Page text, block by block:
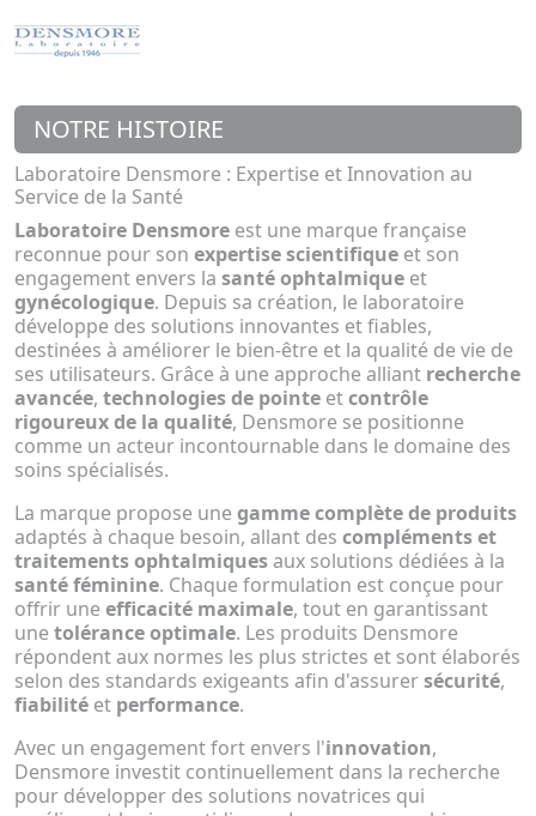
NOTRE HISTOIRE
Laboratoire Densmore : Expertise et Innovation au
Service de la Santé
Laboratoire Densmore est une marque française
reconnue pour son expertise scientifique et son
engagement envers la santé ophtalmique et
gynécologique. Depuis sa création, le laboratoire
développe des solutions innovantes et fiables,
destinées à améliorer le bien-être et la qualité de vie de
ses utilisateurs. Grâce à une approche alliant recherche
avancée, technologies de pointe etcontrôle
rigoureux de la qualité, Densmore se positionne
comme un acteur incontournable dans le domaine des
soins spécialisés.
La marque propose une gamme complète de produits
adaptés à chaque besoin, allant des compléments et
traitements ophtalmiques aux solutions dédiées à la
santé féminine. Chaque formulation est conçue pour
offrir une efficacité maximale, tout en garantissant
une tolérance optimale. Les produits Densmore
répondent aux normes les plus strictes et sont élaborés
selon des standards exigeants afin d'assurersécurité,
fiabilité et performance.
Avec un engagement fort envers l'innovation,
Densmore investit continuellement dans la recherche
pour développer des solutions novatrices qui